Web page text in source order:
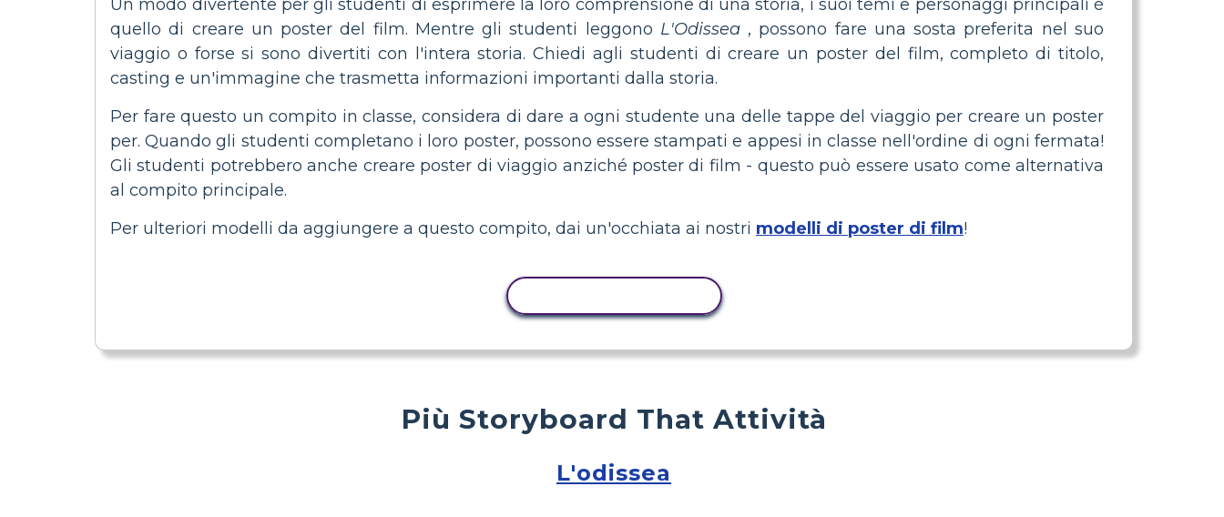
Un modo divertente per gli studenti di esprimere la loro comprensione di una storia, i suoi temi e personaggi principali è
quello di creare un poster del film. Mentre gli studenti leggono L'Odissea, possono fare una sosta preferita nel suo
viaggio o forse si sono divertiti con l'intera storia. Chiedi agli studenti di creare un poster del film, completo di titolo,
casting e un'immagine che trasmetta informazioni importanti dalla storia.
Per fare questo un compito in classe, considera di dare a ogni studente una delle tappe del viaggio per creare un poster
per. Quando gli studenti completano i loro poster, possono essere stampati e appesi in classe nell'ordine di ogni fermata!
Gli studenti potrebbero anche creare poster di viaggio anziché poster di film - questo può essere usato come alternativa
al compito principale.
Per ulteriori modelli da aggiungere a questo compito, dai un'occhiata ai nostri modelli di poster di film!
Più Storyboard That Attività
L'odissea